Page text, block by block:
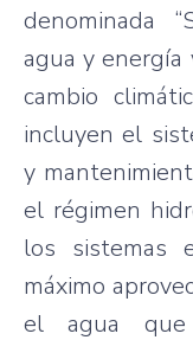
denominada
agua y
cambio
incluyen el
y
el régimen
los sistemas
máximo
el agua